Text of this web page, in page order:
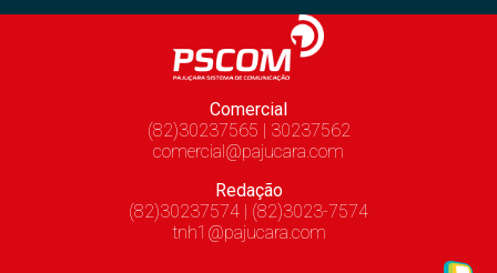
Comercial
(82)30237565 | 30237562
comercial@pajucara.com
Redação
(82)30237574 | (82)3023-7574
tnh1@pajucara.com